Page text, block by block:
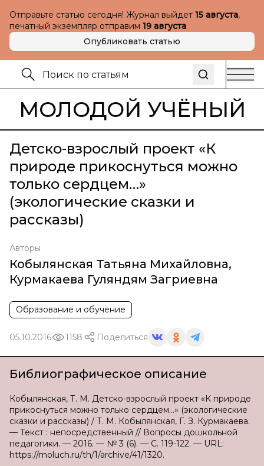
Отправьте статью сегодня! Журнал выйдет 15 августа,
печатный экземпляр отправим 19 августа
Опубликовать статью
МОЛОДОЙ УЧЁНЫЙ
Детско-взрослый проект «К
природе прикоснуться можно
только сердцем…»
(экологические сказки и
рассказы)
Авторы
Кобылянская Татьяна Михайловна,
Курмакаева Гуляндям Загриевна
Образование и обучение
05.10.2016 1158 Поделиться
Библиографическое описание
Кобылянская, Т. М. Детско-взрослый проект «К природе
прикоснуться можно только сердцем…» (экологические
сказки и рассказы) / Т. М. Кобылянская, Г. З. Курмакаева.
— Текст : непосредственный // Вопросы дошкольной
педагогики. — 2016. — № 3 (6). — С. 119-122. — URL:
https://moluch.ru/th/1/archive/41/1320.